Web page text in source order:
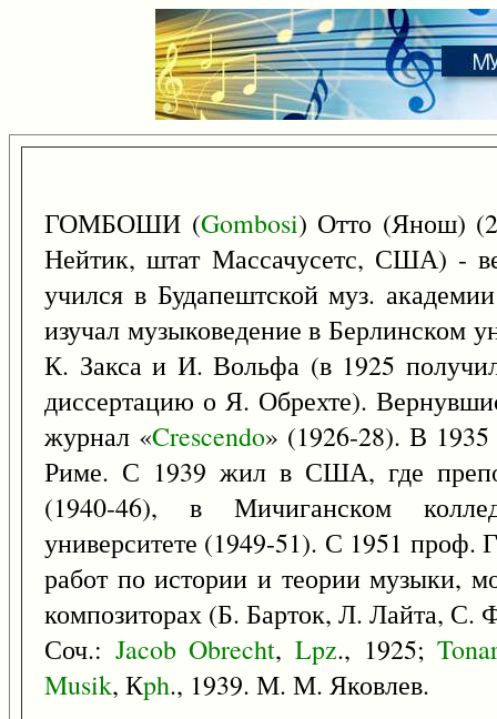
ГОМБОШИ (Gombosi) Отто (Янош)
Нейтик, штат Массачусетс, США) -
учился в Будапештской муз.
изучал музыковедение в Берлинском
К. Закса и И. Вольфа (в 1925
диссертацию о Я. Обрехте).
журнал «Crescendo» (1926-28). В 1935
Риме. С 1939 жил в США, где
(1940-46), в Мичиганском
университете (1949-51). С 1951 проф.
работ по истории и теории музыки,
композиторах (Б. Барток, Л. Лайта, С.
Соч.: Jacob Obrecht,Lpz., 1925;
Musik, Кph., 1939. М. М. Яковлев.